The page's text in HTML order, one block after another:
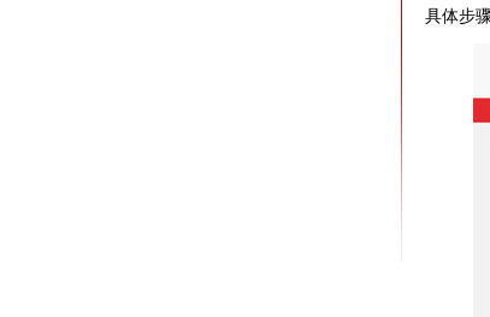
具体步